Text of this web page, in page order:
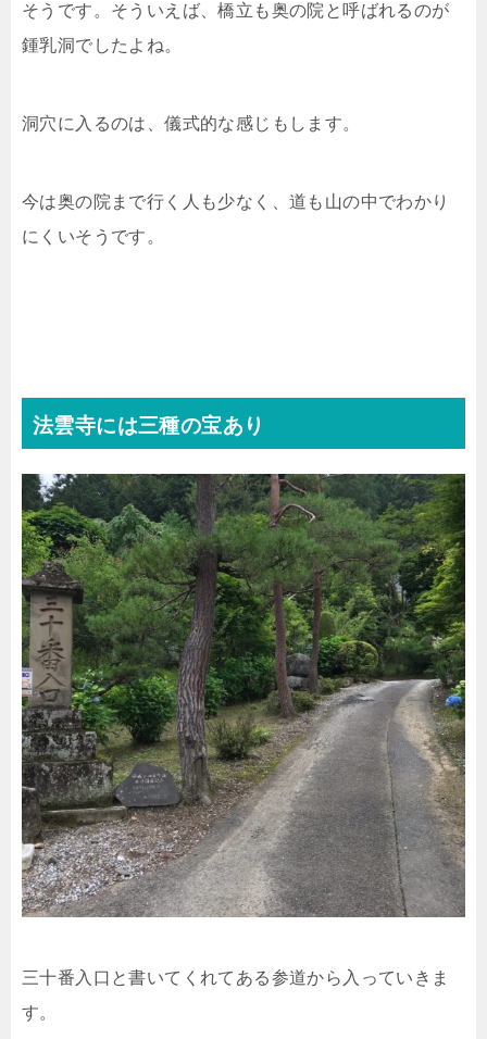
そうです。そういえば、橋立も奥の院と呼ばれるのが
鍾乳洞でしたよね。
洞穴に入るのは、儀式的な感じもします。
今は奥の院まで行く人も少なく、道も山の中でわかり
にくいそうです。
法雲寺には三種の宝あり
三十番入口と書いてくれてある参道から入っていきま
す。